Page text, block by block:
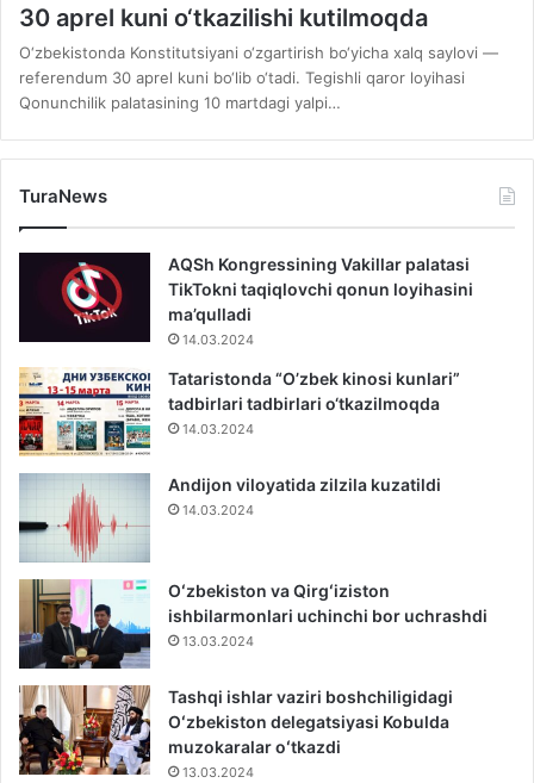
30 aprel kuni o‘tkazilishi kutilmoqda
O‘zbekistonda Konstitutsiyani o‘zgartirish bo‘yicha xalq saylovi —
referendum 30 aprel kuni bo‘lib o‘tadi. Tegishli qaror loyihasi
Qonunchilik palatasining 10 martdagi yalpi…
TuraNews
AQSh Kongressining Vakillar palatasi
TikTokni taqiqlovchi qonun loyihasini
ma’qulladi
14.03.2024
Tataristonda “O’zbek kinosi kunlari”
tadbirlari tadbirlari o‘tkazilmoqda
14.03.2024
Andijon viloyatida zilzila kuzatildi
14.03.2024
Oʻzbekiston va Qirgʻiziston
ishbilarmonlari uchinchi bor uchrashdi
13.03.2024
Tashqi ishlar vaziri boshchiligidagi
Oʻzbekiston delegatsiyasi Kobulda
muzokaralar oʻtkazdi
13.03.2024